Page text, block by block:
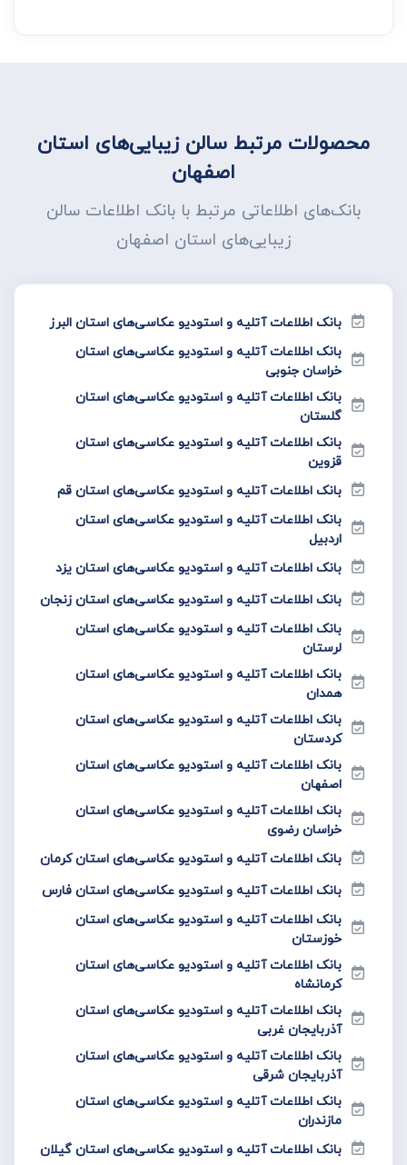
محصولات مرتبط سالن زیبایی‌های استان
اصفهان
بانک‌های اطلاعاتی مرتبط با بانک اطلاعات سالن
زیبایی‌های استان اصفهان
بانک اطلاعات آتلیه و استودیو عکاسی‌های استان البرز
بانک اطلاعات آتلیه و استودیو عکاسی‌های استان
خراسان جنوبی
بانک اطلاعات آتلیه و استودیو عکاسی‌های استان
گلستان
بانک اطلاعات آتلیه و استودیو عکاسی‌های استان
قزوین
بانک اطلاعات آتلیه و استودیو عکاسی‌های استان قم
بانک اطلاعات آتلیه و استودیو عکاسی‌های استان
اردبیل
بانک اطلاعات آتلیه و استودیو عکاسی‌های استان یزد
بانک اطلاعات آتلیه و استودیو عکاسی‌های استان زنجان
بانک اطلاعات آتلیه و استودیو عکاسی‌های استان
لرستان
بانک اطلاعات آتلیه و استودیو عکاسی‌های استان
همدان
بانک اطلاعات آتلیه و استودیو عکاسی‌های استان
کردستان
بانک اطلاعات آتلیه و استودیو عکاسی‌های استان
اصفهان
بانک اطلاعات آتلیه و استودیو عکاسی‌های استان
خراسان رضوی
بانک اطلاعات آتلیه و استودیو عکاسی‌های استان کرمان
بانک اطلاعات آتلیه و استودیو عکاسی‌های استان فارس
بانک اطلاعات آتلیه و استودیو عکاسی‌های استان
خوزستان
بانک اطلاعات آتلیه و استودیو عکاسی‌های استان
کرمانشاه
بانک اطلاعات آتلیه و استودیو عکاسی‌های استان
آذربایجان غربی
بانک اطلاعات آتلیه و استودیو عکاسی‌های استان
آذربایجان شرقی
بانک اطلاعات آتلیه و استودیو عکاسی‌های استان
مازندران
بانک اطلاعات آتلیه و استودیو عکاسی‌های استان گیلان